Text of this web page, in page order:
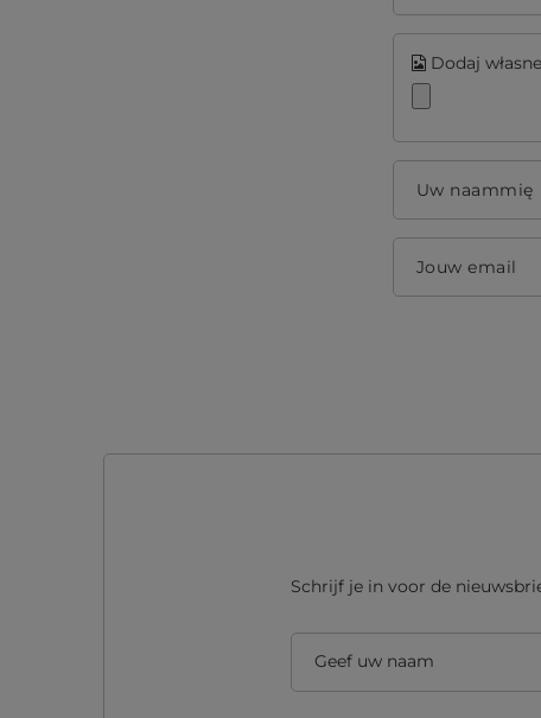
Dodaj
Uw naammię
Jouw email
Schrijf je in voor de
Geef uw naam